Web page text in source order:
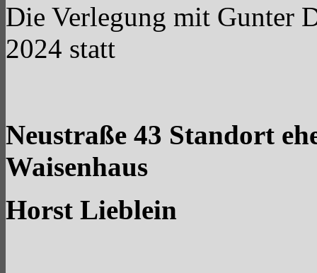
Die Verlegung mit Gunter
2024 statt
Neustraße 43 Standort
Waisenhaus
Horst Lieblein